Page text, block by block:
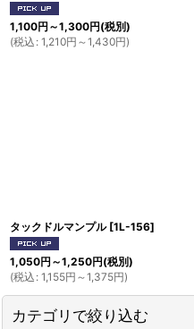
1,100円 ～1,300円(税別)
(税込 : 1,210円 ～1,430円)
タックドルマンプル [1L-156]
1,050円 ～1,250円(税別)
(税込 : 1,155円 ～1,375円)
カテゴリで絞り込む